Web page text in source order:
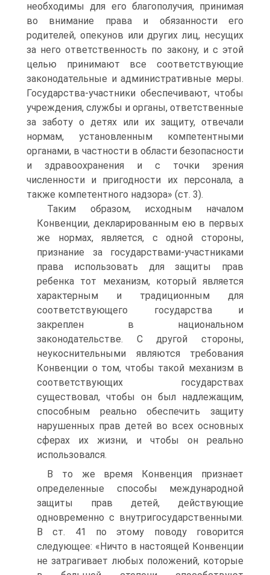
необходимы для его благополучия, принимая
во внимание права и обязанности его
родителей, опекунов или других лиц, несущих
за него ответственность по закону, и с этой
целью принимают все соответствующие
законодательные и административные меры.
Государства-участники обеспечивают, чтобы
учреждения, службы и органы, ответственные
за заботу о детях или их защиту, отвечали
нормам, установленным компетентными
органами, в частности в области безопасности
и здравоохранения и с точки зрения
численности и пригодности их персонала, а
также компетентного надзора» (ст. 3).
Таким образом, исходным началом
Конвенции, декларированным ею в первых
же нормах, является, с одной стороны,
признание за государствами-участниками
права использовать для защиты прав
ребенка тот механизм, который является
характерным и традиционным для
соответствующего государства и
закреплен в национальном
законодательстве. С другой стороны,
неукоснительными являются требования
Конвенции о том, чтобы такой механизм в
соответствующих государствах
существовал, чтобы он был надлежащим,
способным реально обеспечить защиту
нарушенных прав детей во всех основных
сферах их жизни, и чтобы он реально
использовался.
В то же время Конвенция признает
определенные способы международной
защиты прав детей, действующие
одновременно с внутригосударственными.
В ст. 41 по этому поводу говорится
следующее: «Ничто в настоящей Конвенции
не затрагивает любых положений, которые